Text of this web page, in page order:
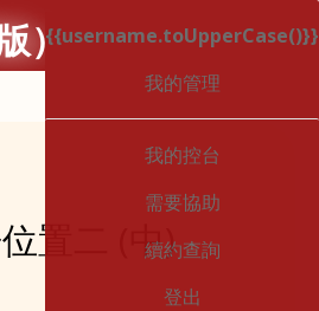
）
{{username.toUpperCase()}}
我的管理
我的控台
需要協助
續約查詢
登出
1
置二 (中)